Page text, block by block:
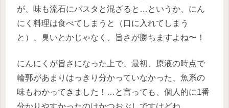
が、味も流石にパスタと混ざると…というか、にん
にく料理は食べてしまうと（口に入れてしまう
と）、臭いとかじゃなく、旨さが勝ちますよね〜！
にんにくが旨さになった上で、最初、原液の時点で
輪郭があまりはっきり分かっていなかった、魚系の
味もわかってきました！…と言っても、個人的に1番
分かりやすかったのはかつおぶしですけどね。